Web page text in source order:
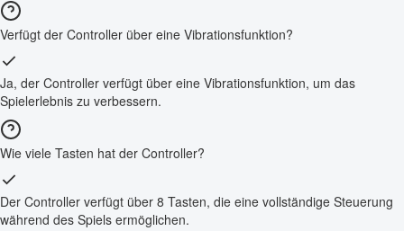
Verfügt der Controller über eine Vibrationsfunktion?
Ja, der Controller verfügt über eine Vibrationsfunktion, um das
Spielerlebnis zu verbessern.
Wie viele Tasten hat der Controller?
Der Controller verfügt über 8 Tasten, die eine vollständige Steuerung
während des Spiels ermöglichen.